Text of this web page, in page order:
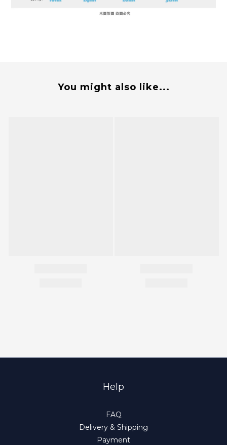
You might also like...
Help
FAQ
Delivery & Shipping
Payment